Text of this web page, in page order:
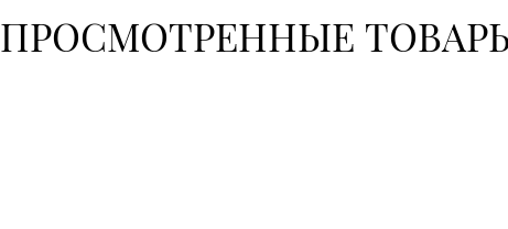
ПРОСМОТРЕННЫЕ